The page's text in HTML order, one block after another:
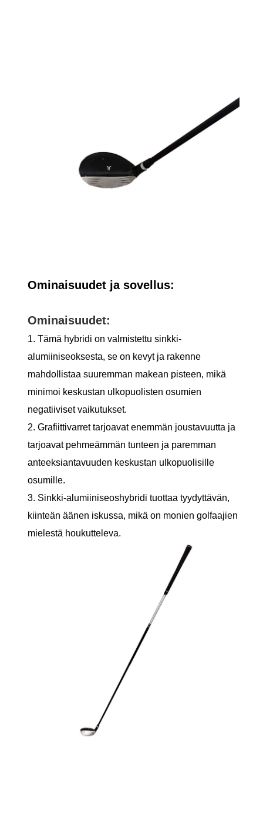
Ominaisuudet ja sovellus:
Ominaisuudet:
1. Tämä hybridi on valmistettu sinkki-
alumiiniseoksesta, se on kevyt ja rakenne
mahdollistaa suuremman makean pisteen, mikä
minimoi keskustan ulkopuolisten osumien
negatiiviset vaikutukset.
2. Grafiittivarret tarjoavat enemmän joustavuutta ja
tarjoavat pehmeämmän tunteen ja paremman
anteeksiantavuuden keskustan ulkopuolisille
osumille.
3. Sinkki-alumiiniseoshybridi tuottaa tyydyttävän,
kiinteän äänen iskussa, mikä on monien golfaajien
mielestä houkutteleva.